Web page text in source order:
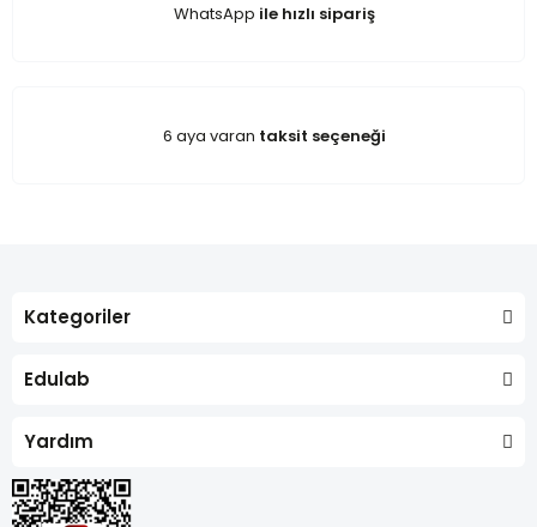
WhatsApp ile hızlı sipariş
6 aya varan taksit seçeneği
Kategoriler
Edulab
Yardım